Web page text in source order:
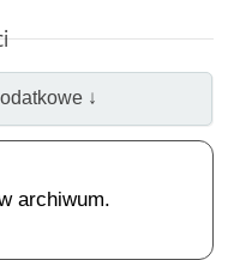
↓
archiwum.